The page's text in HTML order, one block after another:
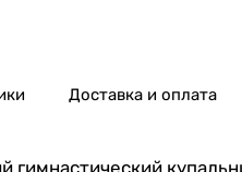
Доставка и оплата